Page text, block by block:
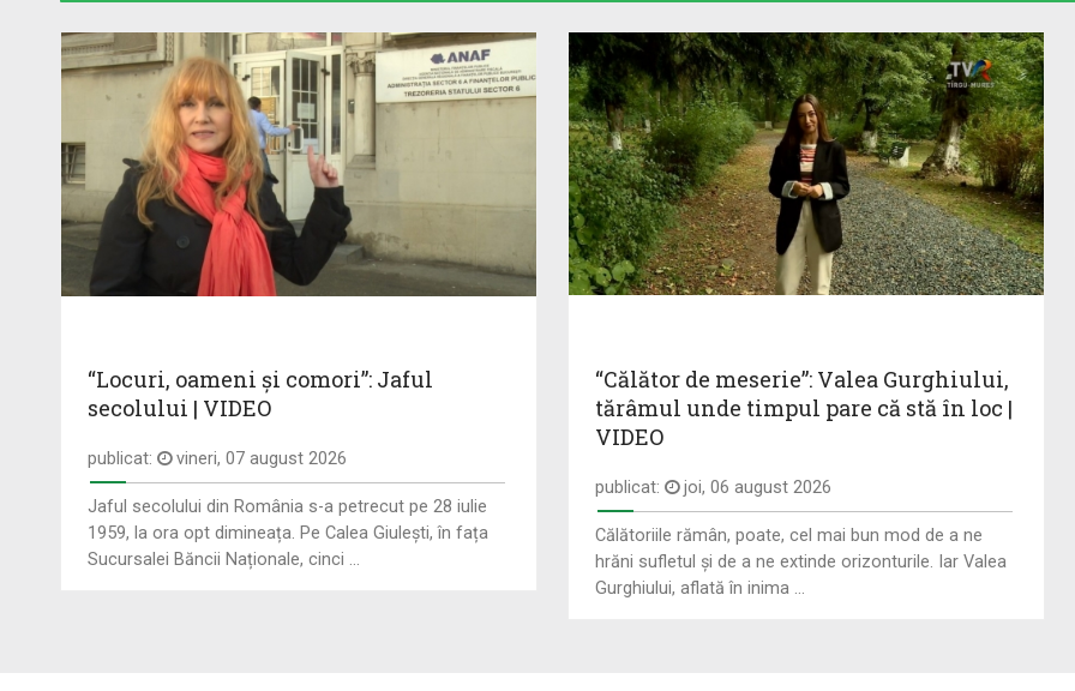
“Locuri, oameni și comori”: Jaful
secolului | VIDEO
publicat: vineri, 07 august 2026
Jaful secolului din România s-a petrecut pe 28 iulie
1959, la ora opt dimineața. Pe Calea Giulești, în fața
Sucursalei Băncii Naționale, cinci ...
“Călător de meserie”: Valea Gurghiului,
tărâmul unde timpul pare că stă în loc |
VIDEO
publicat: joi, 06 august 2026
Călătoriile rămân, poate, cel mai bun mod de a ne
hrăni sufletul și de a ne extinde orizonturile. Iar Valea
Gurghiului, aflată în inima ...